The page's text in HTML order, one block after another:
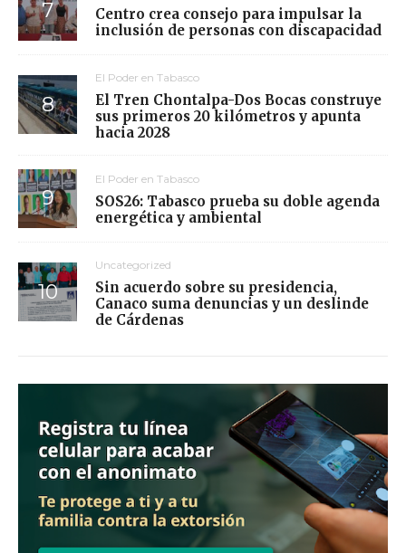
Centro crea consejo para impulsar la
inclusión de personas con discapacidad
El Poder en Tabasco
El Tren Chontalpa-Dos Bocas construye
sus primeros 20 kilómetros y apunta
hacia 2028
El Poder en Tabasco
SOS26: Tabasco prueba su doble agenda
energética y ambiental
Uncategorized
Sin acuerdo sobre su presidencia,
Canaco suma denuncias y un deslinde
de Cárdenas